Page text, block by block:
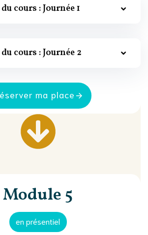
cours : Journée 1
cours : Journée 2
ma place
Module 5
en présentiel